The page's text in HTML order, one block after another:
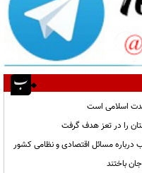
اسلامی است
را در تعز هدف گرفت
درباره مسائل اقتصادی و نظامی کشور